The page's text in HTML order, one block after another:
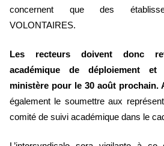
concernent que des
VOLONTAIRES.
Les recteurs doivent donc
académique de déploiement
ministère pour le 30 août prochain.
également le soumettre aux
comité de suivi académique dans le